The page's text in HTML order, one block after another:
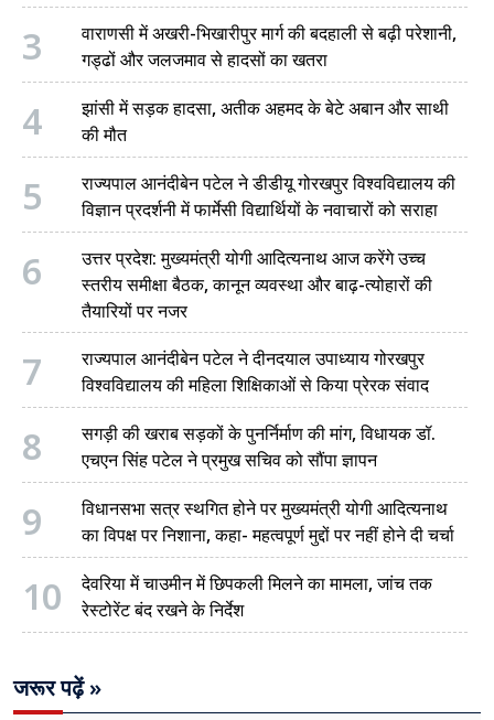
3
वाराणसी में अखरी-भिखारीपुर मार्ग की बदहाली से बढ़ी परेशानी,
गड्ढों और जलजमाव से हादसों का खतरा
4
झांसी में सड़क हादसा, अतीक अहमद के बेटे अबान और साथी
की मौत
5
राज्यपाल आनंदीबेन पटेल ने डीडीयू गोरखपुर विश्वविद्यालय की
विज्ञान प्रदर्शनी में फार्मेसी विद्यार्थियों के नवाचारों को सराहा
6
उत्तर प्रदेश: मुख्यमंत्री योगी आदित्यनाथ आज करेंगे उच्च
स्तरीय समीक्षा बैठक, कानून व्यवस्था और बाढ़-त्योहारों की
तैयारियों पर नजर
7
राज्यपाल आनंदीबेन पटेल ने दीनदयाल उपाध्याय गोरखपुर
विश्वविद्यालय की महिला शिक्षिकाओं से किया प्रेरक संवाद
8
सगड़ी की खराब सड़कों के पुनर्निर्माण की मांग, विधायक डॉ.
एचएन सिंह पटेल ने प्रमुख सचिव को सौंपा ज्ञापन
9
विधानसभा सत्र स्थगित होने पर मुख्यमंत्री योगी आदित्यनाथ
का विपक्ष पर निशाना, कहा- महत्वपूर्ण मुद्दों पर नहीं होने दी चर्चा
10
देवरिया में चाउमीन में छिपकली मिलने का मामला, जांच तक
रेस्टोरेंट बंद रखने के निर्देश
जरूर पढ़ें »